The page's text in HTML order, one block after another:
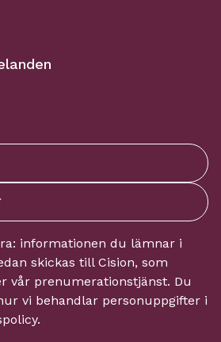
informationen du lämnar i
skickas till Cision, som
vår prenumerationstjänst. Du
vi behandlar personuppgifter i
.